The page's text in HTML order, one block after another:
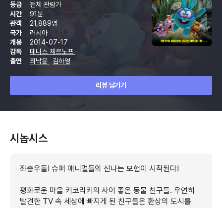
등급
전체 관람가
시간
91분
관객
21,889명
국가
러시아
개봉
2014-07-17
감독
데니스 체르노프
출연
최낙윤 김하영
리뷰 남기기
시놉시스
좌충우돌! 슈퍼 애니멀들의 신나는 모험이 시작된다!
평화로운 마을 키코리키의 사이 좋은 동물 친구들. 우연히
발견한 TV 속 세상에 빠지게 된 친구들은 환상의 도시를